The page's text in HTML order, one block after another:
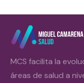
MCS facilita la
áreas de salud a